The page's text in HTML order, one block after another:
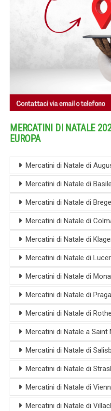
MERCATINI DI NATALE
EUROPA
Mercatini di Natale di
Mercatini di Natale di
Mercatini di Natale di
Mercatini di Natale di
Mercatini di Natale di
Mercatini di Natale di
Mercatini di Natale di
Mercatini di Natale di Praga
Mercatini di Natale di
Mercatini di Natale a Saint
Mercatini di Natale di
Mercatini di Natale di
Mercatini di Natale di
Mercatini di Natale di